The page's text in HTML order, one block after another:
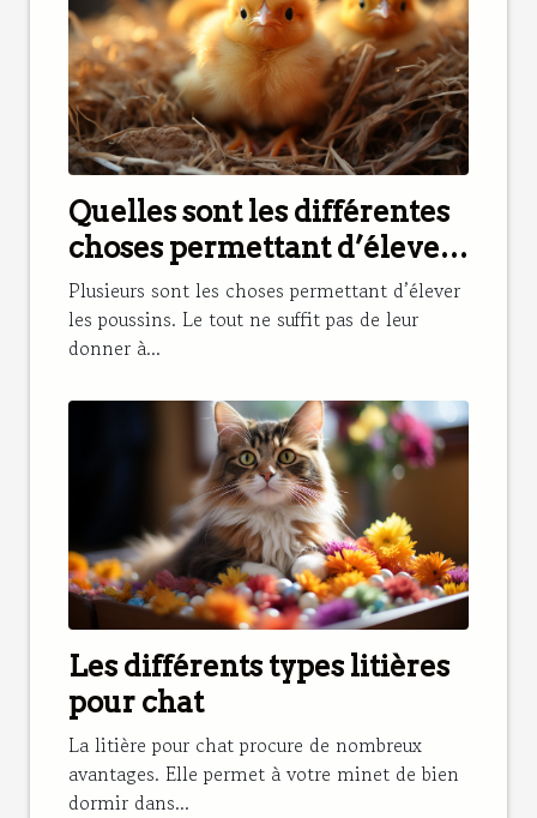
Quelles sont les différentes
choses permettant d’élever
les poussins ?
Plusieurs sont les choses permettant d’élever
les poussins. Le tout ne suffit pas de leur
donner à...
Les différents types litières
pour chat
La litière pour chat procure de nombreux
avantages. Elle permet à votre minet de bien
dormir dans...